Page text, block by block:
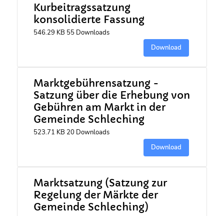
Kurbeitragssatzung
konsolidierte Fassung
546.29 KB 55 Downloads
Download
Marktgebührensatzung -
Satzung über die Erhebung von
Gebühren am Markt in der
Gemeinde Schleching
523.71 KB 20 Downloads
Download
Marktsatzung (Satzung zur
Regelung der Märkte der
Gemeinde Schleching)